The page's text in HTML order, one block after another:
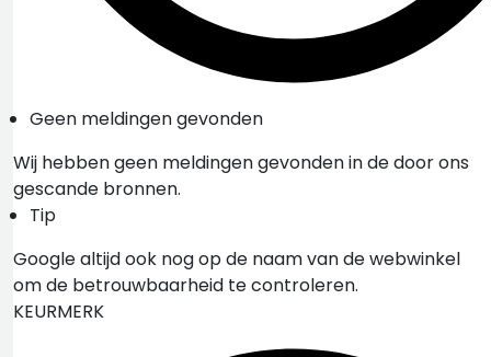
Geen meldingen gevonden
Wij hebben geen meldingen gevonden in de door ons
gescande bronnen.
Tip
Google altijd ook nog op de naam van de webwinkel
om de betrouwbaarheid te controleren.
KEURMERK